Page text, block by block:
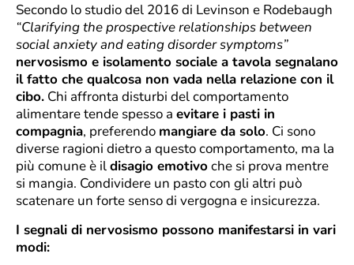
Secondo lo studio del 2016 di Levinson e Rodebaugh
“Clarifying the prospective relationships between
social anxiety and eating disorder symptoms”
nervosismo e isolamento sociale a tavola segnalano
il fatto che qualcosa non vada nella relazione con il
cibo. Chi affronta disturbi del comportamento
alimentare tende spesso a evitare i pasti in
compagnia, preferendo mangiare da solo. Ci sono
diverse ragioni dietro a questo comportamento, ma la
più comune è ildisagio emotivoche si prova mentre
si mangia. Condividere un pasto con gli altri può
scatenare un forte senso di vergogna e insicurezza.
I segnali di nervosismo possono manifestarsi in vari
modi: